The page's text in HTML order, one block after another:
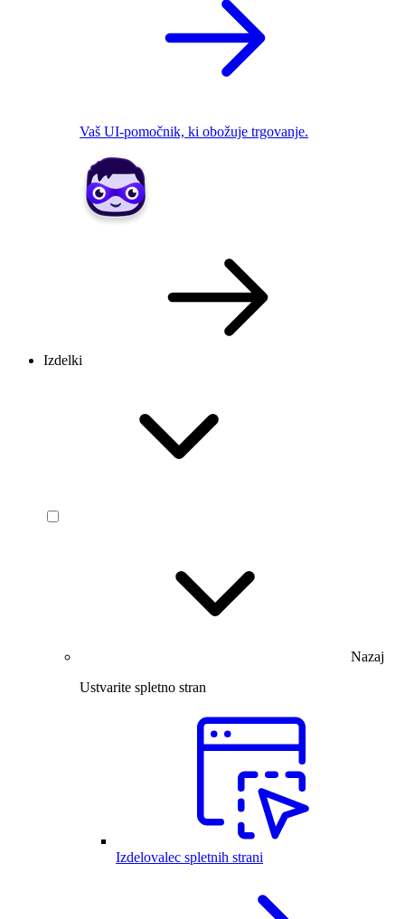
Vaš UI-pomočnik, ki obožuje trgovanje.
Izdelki
Nazaj
Ustvarite spletno stran
Izdelovalec spletnih strani